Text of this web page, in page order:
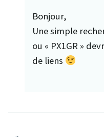
Bonjour,
Une simple
ou « PX1GR »
de liens